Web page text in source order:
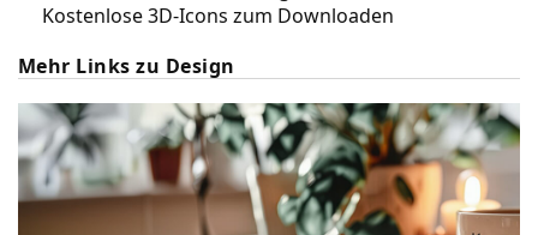
Kostenlose 3D-Icons zum Downloaden
Mehr Links zu Design